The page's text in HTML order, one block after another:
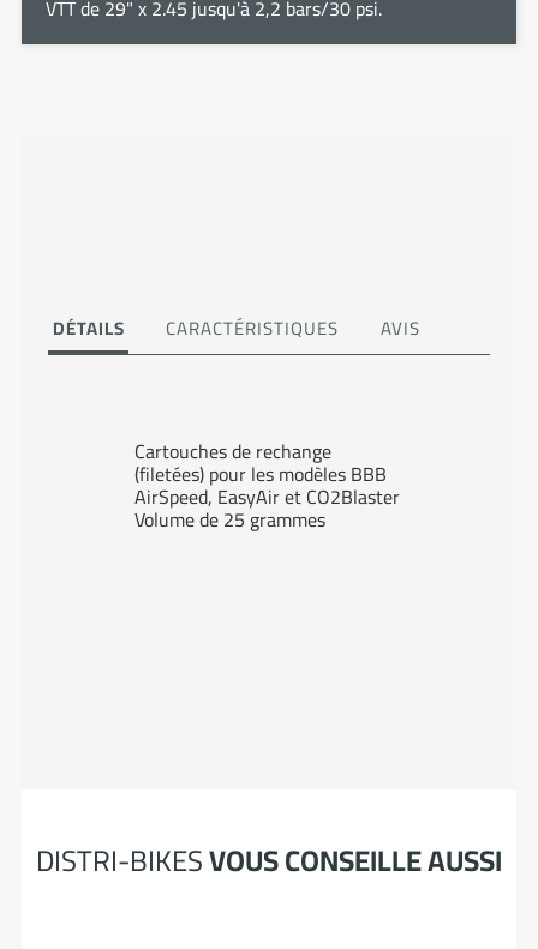
VTT de 29" x 2.45 jusqu'à 2,2 bars/30 psi.
DÉTAILS CARACTÉRISTIQUES AVIS
Cartouches de rechange
(filetées) pour les modèles BBB
AirSpeed, EasyAir et CO2Blaster
Volume de 25 grammes
DISTRI-BIKESVOUS CONSEILLE AUSSI